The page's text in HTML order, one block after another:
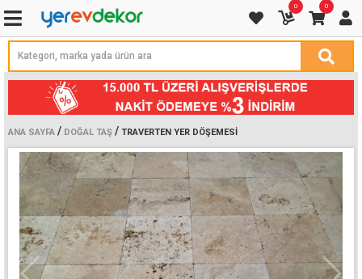
0 0
ANA SAYFA / DOĞAL TAŞ / TRAVERTEN YER DÖŞEMESI